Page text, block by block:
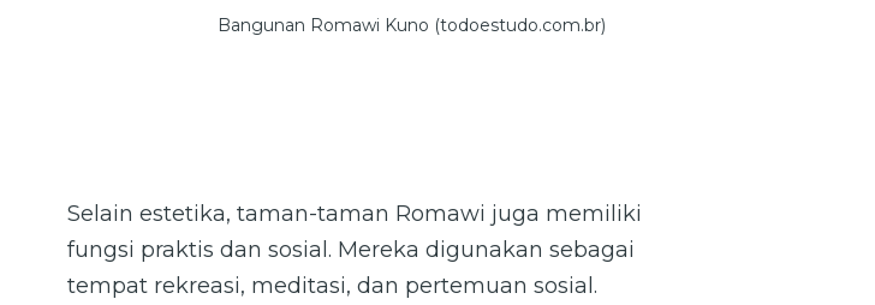
Bangunan Romawi Kuno (todoestudo.com.br)
Selain estetika, taman-taman Romawi juga memiliki
fungsi praktis dan sosial. Mereka digunakan sebagai
tempat rekreasi, meditasi, dan pertemuan sosial.